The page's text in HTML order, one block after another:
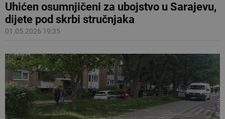
Uhićen osumnjičeni za ubojstvo u Sarajevu,
dijete pod skrbi stručnjaka
01.05.2026 19:35